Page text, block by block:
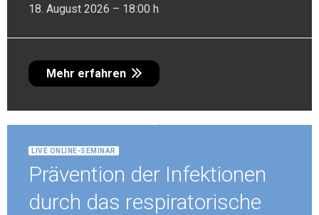
18. August 2026 – 18:00 h
Mehr erfahren
8. September 2026 – 18:00 h
P
R
Ä
V
E
N
T
I
O
N
R
E
S
P
I
R
A
T
O
R
I
S
C
H
E
S
S
Y
N
Z
Y
T
I
A
L
-
V
I
R
U
S
Expertenbrief
Mehr erfahren
LIVE ONLINE-SEMINAR
Prävention der Infektionen
durch das respiratorische